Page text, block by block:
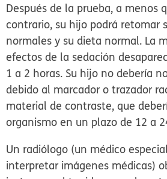
Después de la prueba, a menos
contrario, su hijo podrá retomar
normales y su dieta normal. La
efectos de la sedación
1 a 2 horas. Su hijo no debería
debido al marcador o trazador
material de contraste, que
organismo en un plazo de 12 a
Un radiólogo (un médico
interpretar imágenes médicas)